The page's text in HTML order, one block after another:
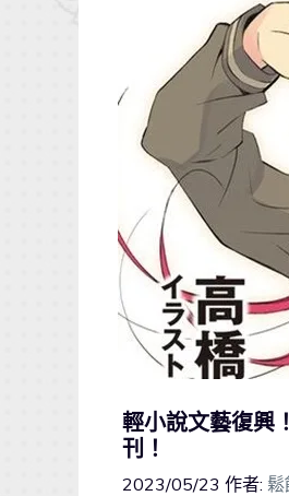
輕小說文藝復興
刊！
2023/05/23 作者: 鬆